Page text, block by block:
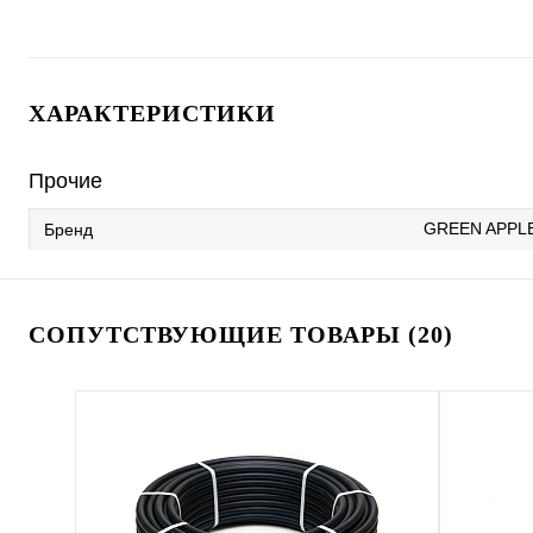
ХАРАКТЕРИСТИКИ
Прочие
Бренд GREEN
СОПУТСТВУЮЩИЕ ТОВАРЫ (20)